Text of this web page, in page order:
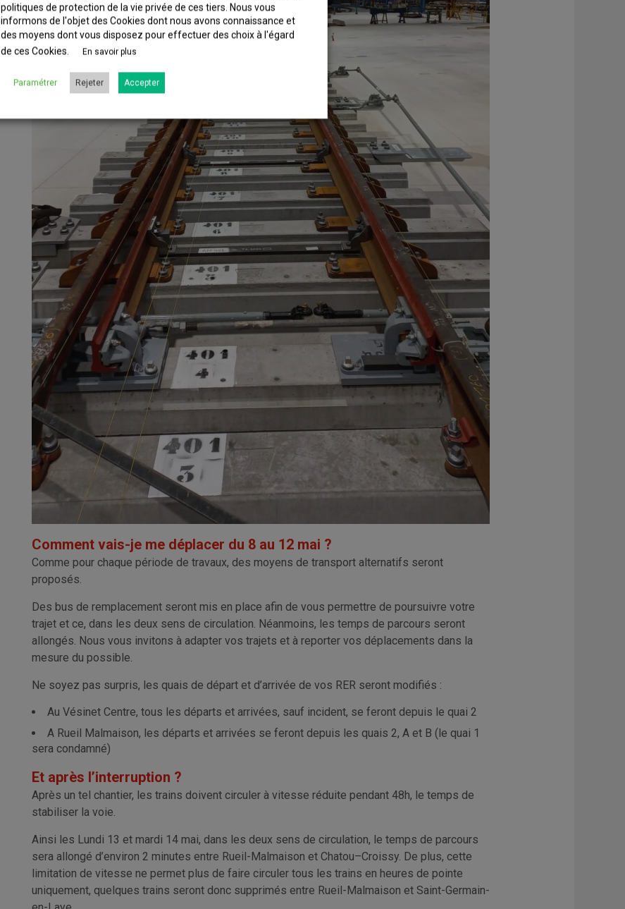
Comment vais-je me déplacer du 8 au 12 mai ?
Comme pour chaque période de travaux, des moyens de transport alternatifs seront
proposés.
Des bus de remplacement seront mis en place afin de vous permettre de poursuivre votre
trajet et ce, dans les deux sens de circulation. Néanmoins, les temps de parcours seront
allongés. Nous vous invitons à adapter vos trajets et à reporter vos déplacements dans la
mesure du possible.
Ne soyez pas surpris, les quais de départ et d’arrivée de vos RER seront modifiés :
Au Vésinet Centre, tous les départs et arrivées, sauf incident, se feront depuis le quai 2
A Rueil Malmaison, les départs et arrivées se feront depuis les quais 2, A et B (le quai 1
sera condamné)
Et après l’interruption ?
Après un tel chantier, les trains doivent circuler à vitesse réduite pendant 48h, le temps de
stabiliser la voie.
Ainsi les Lundi 13 et mardi 14 mai, dans les deux sens de circulation, le temps de parcours
sera allongé d’environ 2 minutes entre Rueil-Malmaison et Chatou­–Croissy. De plus, cette
limitation de vitesse ne permet plus de faire circuler tous les trains en heures de pointe
uniquement, quelques trains seront donc supprimés entre Rueil-Malmaison et Saint-Germain-
politiques de protection de la vie privée de ces tiers. Nous vous
informons de l'objet des Cookies dont nous avons connaissance et
des moyens dont vous disposez pour effectuer des choix à l'égard
de ces Cookies.
En savoir plus
Paramétrer Rejeter Accepter